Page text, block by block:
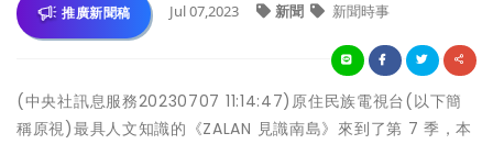
推廣新聞稿 Jul 07,2023 新聞 新聞時事
(中央社訊息服務20230707 11:14:47)原住民族電視台(以下簡
稱原視)最具人文知識的《ZALAN 見識南島》來到了第 7 季，本